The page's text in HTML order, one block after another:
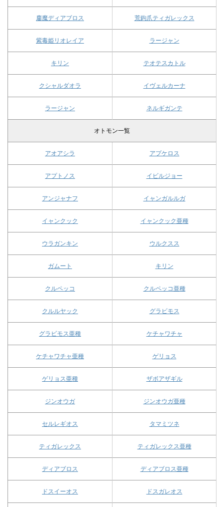
鏖魔ディアブロス 荒鉤爪ティガレックス
紫毒姫リオレイア ラージャン
キリン テオテスカトル
クシャルダオラ イヴェルカーナ
ラージャン ネルギガンテ
オトモン一覧
アオアシラ アプケロス
アプトノス イビルジョー
アンジャナフ イャンガルルガ
イャンクック イャンクック亜種
ウラガンキン ウルクスス
ガムート キリン
クルペッコ クルペッコ亜種
クルルヤック グラビモス
グラビモス亜種 ケチャワチャ
ケチャワチャ亜種 ゲリョス
ゲリョス亜種 ザボアザギル
ジンオウガ ジンオウガ亜種
セルレギオス タマミツネ
ティガレックス ティガレックス亜種
ディアブロス ディアブロス亜種
ドスイーオス ドスガレオス